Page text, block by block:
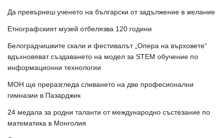
Да превърнеш ученето на български от задължение в желание
Етнографският музей отбелязва 120 години
Белоградчишките скали и фестивалът „Опера на върховете“
вдъхновяват създаването на модел за STEM обучение по
информационни технологии
МОН ще преразгледа сливането на две професионални
гимназии в Пазарджик
24 медала за родни таланти от международно състезание по
математика в Монголия